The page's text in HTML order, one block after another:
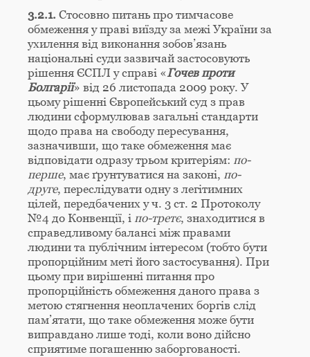
3.2.1. Стосовно питань про тимчасове
обмеження у праві виїзду за межі України за
ухилення від виконання зобов’язань
національні суди зазвичай застосовують
рішення ЄСПЛ у справі «Гочев проти
Болгарії» від 26 листопада 2009 року. У
цьому рішенні Європейський суд з прав
людини сформулював загальні стандарти
щодо права на свободу пересування,
зазначивши, що таке обмеження має
відповідати одразу трьом критеріям: по-
перше, має ґрунтуватися на законі, по-
друге, переслідувати одну з легітимних
цілей, передбачених у ч. 3 ст. 2 Протоколу
№4 до Конвенції, і по-третє, знаходитися в
справедливому балансі між правами
людини та публічним інтересом (тобто бути
пропорційним меті його застосування). При
цьому при вирішенні питання про
пропорційність обмеження даного права з
метою стягнення неоплачених боргів слід
пам’ятати, що таке обмеження може бути
виправдано лише тоді, коли воно дійсно
сприятиме погашенню заборгованості.